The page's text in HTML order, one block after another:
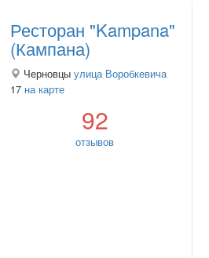
Ресторан "Kampana"
(Кампана)
Черновцы улица Воробкевича
17 на карте
92
отзывов